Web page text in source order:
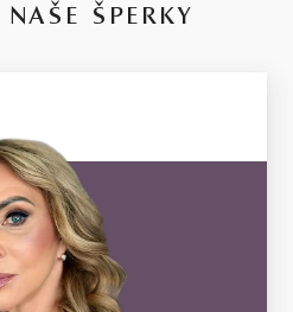
ŠPERKY